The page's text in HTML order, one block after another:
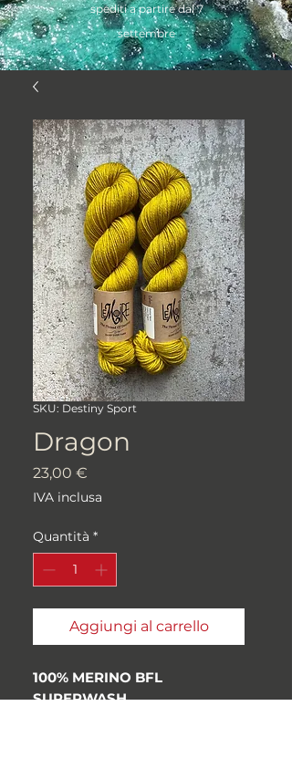
spediti a partire dal 7
settembre
SKU: Destiny Sport
Dragon
23,00 €
IVA inclusa
Quantità *
Aggiungi al carrello
100% MERINO BFL
SUPERWASH